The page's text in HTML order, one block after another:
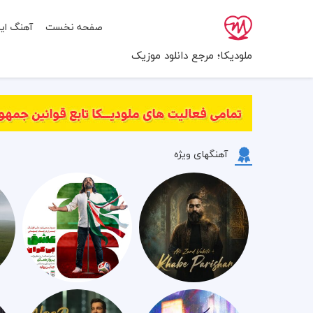
ملودیکا؛ مرجع دانلود موزیک
صفحه نخست آهنگ
آهنگهای ویژه